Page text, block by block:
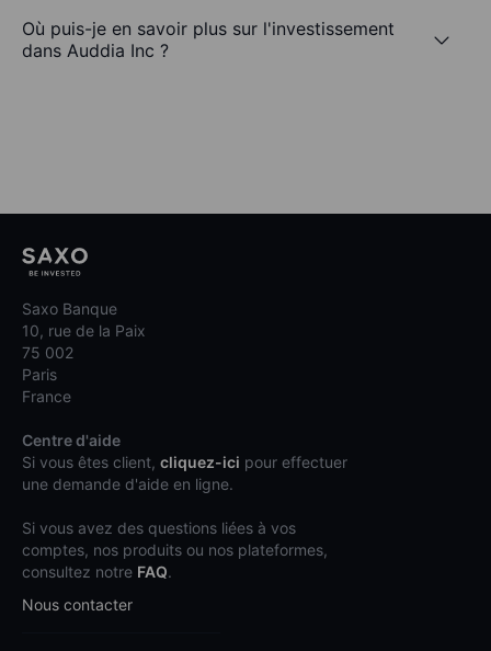
Où puis-je en savoir plus sur l'investissement
dans Auddia Inc ?
Saxo Banque
10, rue de la Paix
75 002
Paris
France
Centre d'aide
Si vous êtes client, cliquez-ici pour effectuer
une demande d'aide en ligne.
Si vous avez des questions liées à vos
comptes, nos produits ou nos plateformes,
consultez notre FAQ.
Nous contacter